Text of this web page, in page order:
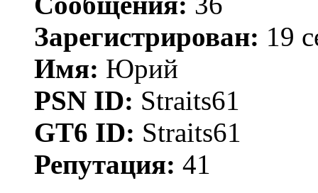
Зарегистрирован: 19
Имя: Юрий
PSN ID: Straits61
GT6 ID: Straits61
Репутация: 41